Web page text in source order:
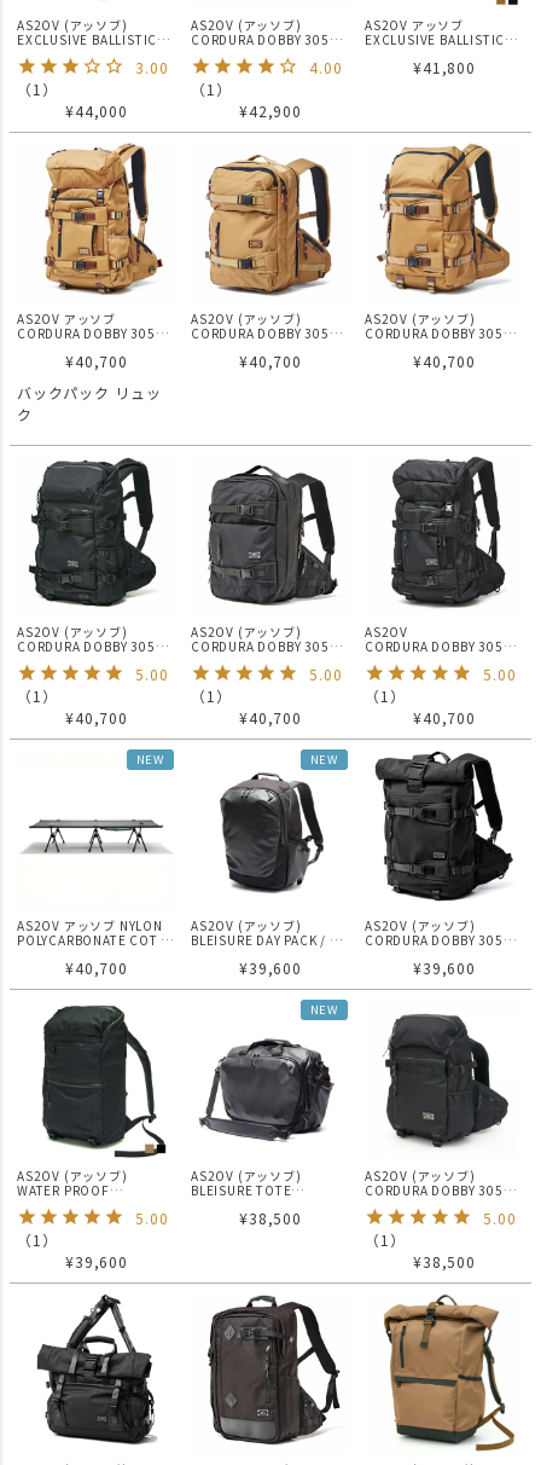
AS2OV (アッソブ)
EXCLUSIVE BALLISTIC
PACK / バックパック3.00
（1 ）
¥44,000
AS2OV (アッソブ)
CORDURA DOBBY 305D
BLACK / バックパック4.00
（1 ）
¥42,900
AS2OV アッソブ
EXCLUSIVE BALLISTIC
BAG GOLF SERIES ボスト
ン バックパック リュック
¥41,800
AS2OV アッソブ
CORDURA DOBBY 305D
クパック リュック
¥40,700
バックパック リュッ
ク
AS2OV (アッソブ)
CORDURA DOBBY 305D
KHAKI / バックパック
¥40,700
AS2OV (アッソブ)
CORDURA DOBBY 305D
KHAKI / バックパック
¥40,700
AS2OV (アッソブ)
CORDURA DOBBY 305D
BLACK / バックパック5.00
（1 ）
¥40,700
AS2OV (アッソブ)
CORDURA DOBBY 305D
BLACK / バックパック5.00
（1 ）
¥40,700
AS2OV
CORDURA DOBBY 305D
クパック リュック
5.00
（1 ）
¥40,700
NEW
AS2OV アッソブ NYLON
POLYCARBONATE COT -
¥40,700
NEW
AS2OV (アッソブ)
BLEISURE DAY PACK / ブ
¥39,600
AS2OV (アッソブ)
CORDURA DOBBY 305D
/ バックパック
¥39,600
AS2OV (アッソブ)
WATER PROOF
ZIP BACKPACK / バックパ
ック リュック
5.00
（1 ）
¥39,600
NEW
AS2OV (アッソブ)
BLEISURE TOTE
ャーシリーズ
¥38,500
AS2OV (アッソブ)
CORDURA DOBBY 305D
BLACK Sサイズ / バックパ
ック
5.00
（1 ）
¥38,500